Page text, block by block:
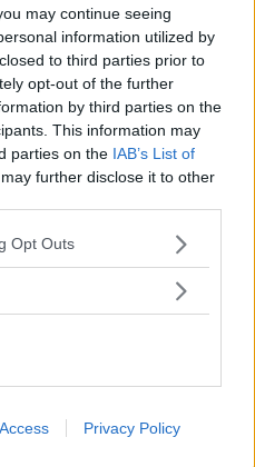
may continue seeing
information utilized by
to third parties prior to
opt-out of the further
by third parties on the
This information may
parties on the IAB’s List of
further disclose it to other
uses one or more Google
behaviour. You may click to
purposes in below Google
Opt Outs
Privacy Policy
– VIBK tar emot
att möta VIBK:
Astrid”